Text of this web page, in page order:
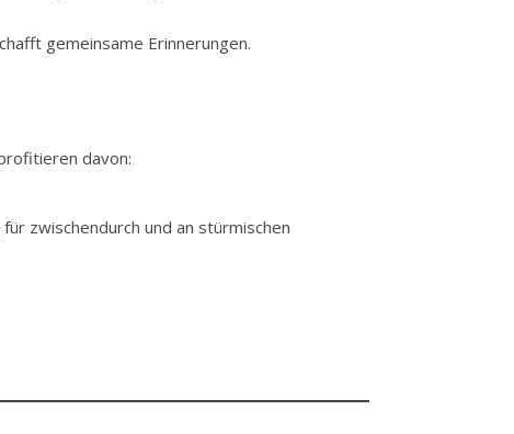
gemeinsame Erinnerungen.
davon:
zwischendurch und an stürmischen